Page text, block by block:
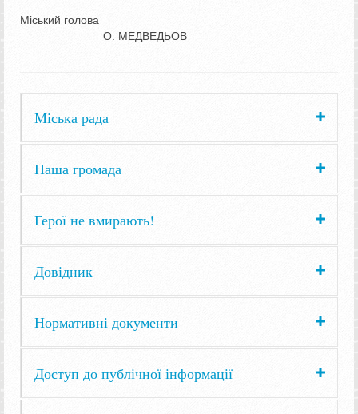
Міський голова
О. МЕДВЕДЬОВ
Міська рада
Наша громада
Герої не вмирають!
Довідник
Нормативні документи
Доступ до публічної інформації